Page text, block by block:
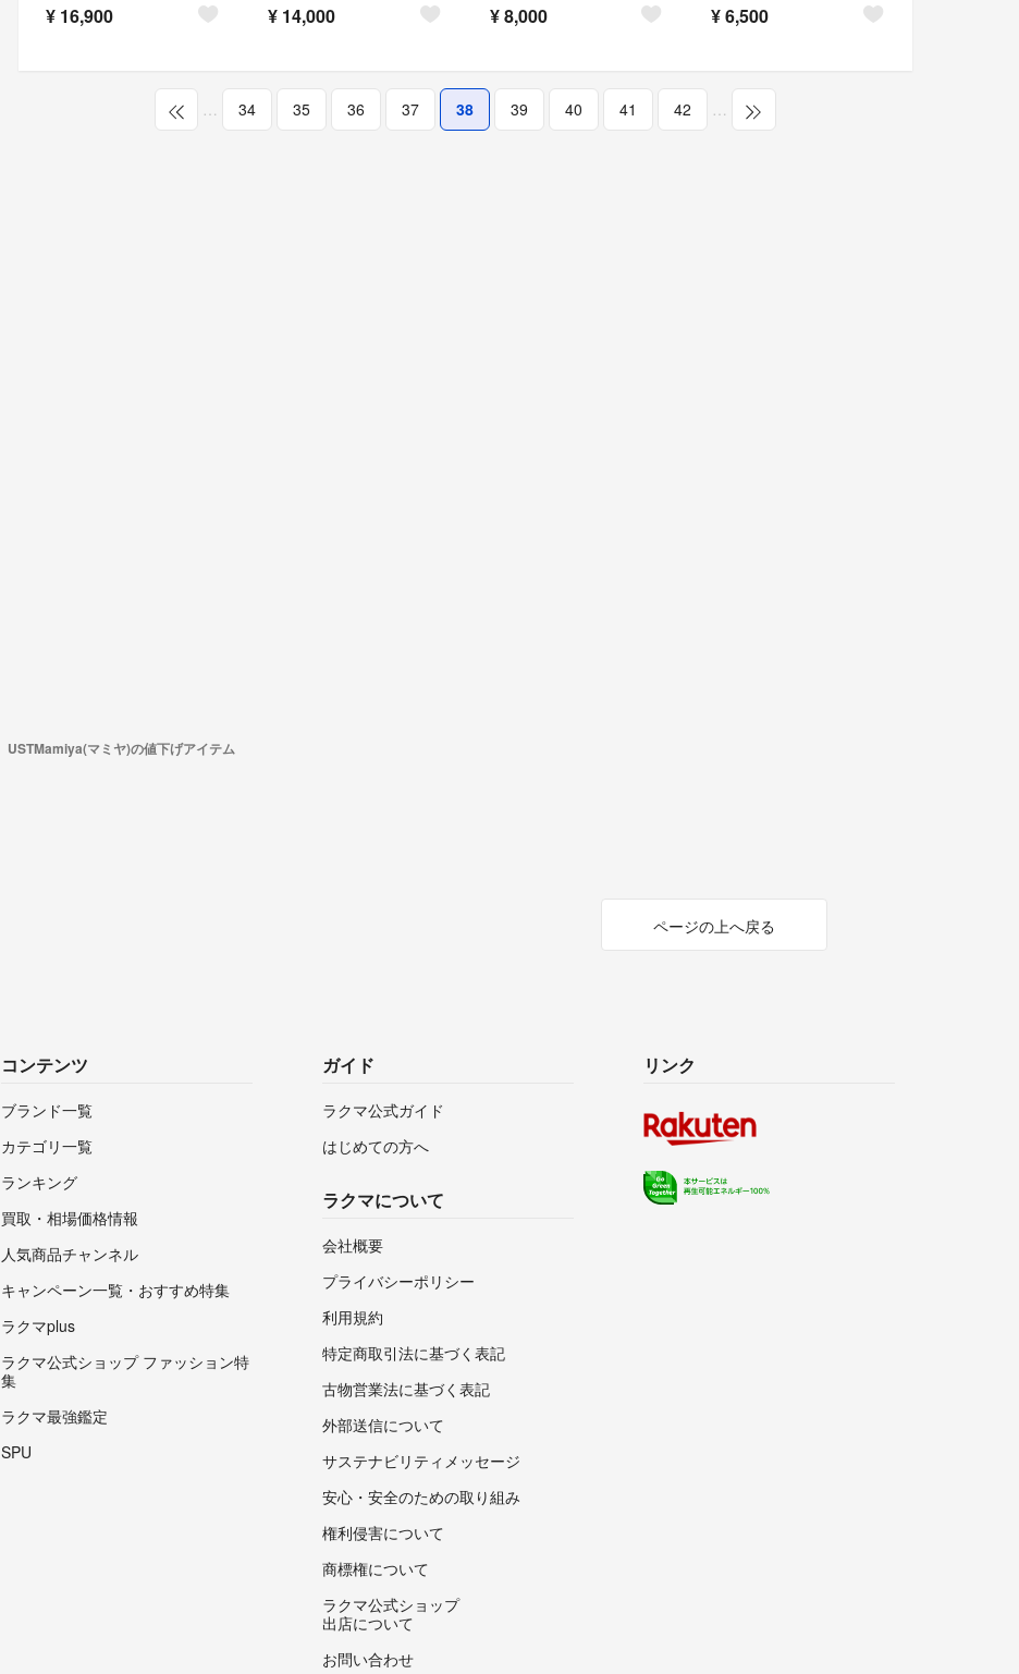
¥ 16,900 ¥ 14,000 ¥8,000 ¥6,500
… 34 35 36 37 38 39 40 41 42 …
USTMamiya(マミヤ)の値下げアイテム
ページの上へ戻る
コンテンツ
ブランド一覧
カテゴリ一覧
ランキング
買取・相場価格情報
人気商品チャンネル
キャンペーン一覧・おすすめ特集
ラクマplus
ラクマ公式ショップ ファッション特
集
ラクマ最強鑑定
SPU
ガイド
ラクマ公式ガイド
はじめての方へ
ラクマについて
会社概要
プライバシーポリシー
利用規約
特定商取引法に基づく表記
古物営業法に基づく表記
外部送信について
サステナビリティメッセージ
安心・安全のための取り組み
権利侵害について
商標権について
ラクマ公式ショップ
出店について
お問い合わせ
リンク